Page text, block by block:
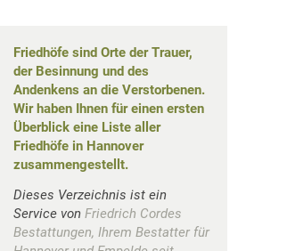
Friedhöfe sind Orte der Trauer,
der Besinnung und des
Andenkens an die Verstorbenen.
Wir haben Ihnen für einen ersten
Überblick eine Liste aller
Friedhöfe in Hannover
zusammengestellt.
Dieses Verzeichnis ist ein
Service von Friedrich Cordes
Bestattungen, Ihrem Bestatter für